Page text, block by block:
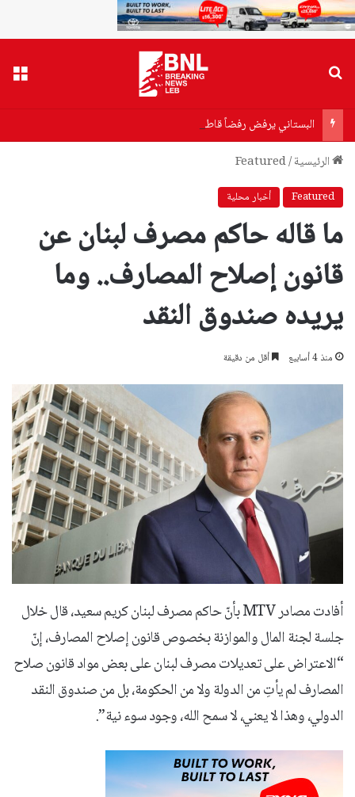
الرئيسية/
Featured
Featured أخبار محلية
ما قاله حاكم مصرف لبنان عن
قانون إصلاح المصارف.. وما
يريده صندوق النقد
منذ 4 أسابيع أقل من دقيقة
أفادت مصادر MTV بأنّ حاكم مصرف لبنان كريم سعيد، قال خلال
جلسة لجنة المال والموازنة بخصوص قانون إصلاح المصارف، إنّ
“الاعتراض على تعديلات مصرف لبنان على بعض مواد قانون صلاح
المصارف لم يأتِ من الدولة ولا من الحكومة، بل من صندوق النقد
الدولي، وهذا لا يعني، لا سمح الله، وجود سوء نية”.